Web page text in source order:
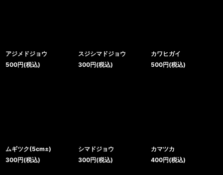
アジメドジョウ
500円(税込)
スジシマドジョウ
300円(税込)
カワヒガイ
500円(税込)
ムギツク(5cm±)
300円(税込)
シマドジョウ
300円(税込)
カマツカ
400円(税込)